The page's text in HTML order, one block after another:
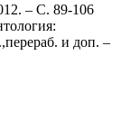
– С. 89-106
и доп. –